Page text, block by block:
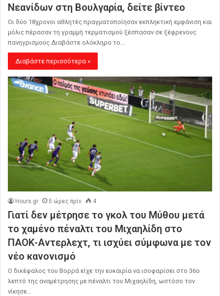
Νεανίδων στη Βουλγαρία, δείτε βίντεο
Οι δύο 18χρονοι αθλητές πραγματοποίησαν εκπληκτική εμφάνιση και
μόλις πέρασαν τη γραμμή τερματισμού ξέσπασαν σε ξέφρενους
πανηγρισμούς Διαβάστε ολόκληρο το…
Διαβάστε περισσότερα »
Hours.gr 5 ώρες πρίν 4
Γιατί δεν μέτρησε το γκολ του Μύθου μετά
το χαμένο πέναλτι του Μιχαηλίδη στο
ΠΑΟΚ-Αντερλεχτ, τι ισχύει σύμφωνα με τον
νέο κανονισμό
Ο δικέφαλος του Βορρά είχε την ευκαιρία να ισοφαρίσει στο 36ο
λεπτό της αναμέτρησης με πέναλτι του Μιχαηλίδη, ωστόσο τον
νίκησε…